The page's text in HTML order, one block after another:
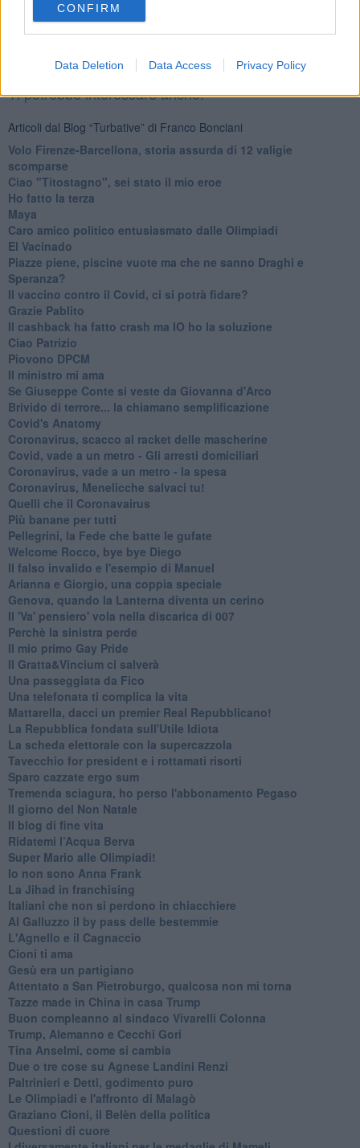
CONFIRM
Data Deletion Data Access Privacy Policy
Se vuoi leggere le notizie principali della Toscana iscriviti alla
Basta cliccare QUI
Ti potrebbe interessare anche:
Articoli dal Blog “Turbative” di Franco Bonciani
Volo Firenze-Barcellona, storia assurda di 12 valigie
scomparse
Ciao "Titostagno", sei stato il mio eroe
Ho fatto la terza
Maya
Caro amico politico entusiasmato dalle Olimpiadi
El Vacinado
Piazze piene, piscine vuote ma che ne sanno Draghi e
Speranza?
​Il vaccino contro il Covid, ci si potrà fidare?
Grazie Pablito
Il cashback ha fatto crash ma IO ho la soluzione
Ciao Patrizio
Piovono DPCM
Il ministro mi ama
Se Giuseppe Conte si veste da Giovanna d'Arco
Brivido di terrore... la chiamano semplificazione
Covid's Anatomy
Coronavirus, scacco al racket delle mascherine
Covid, vade a un metro - Gli arresti domiciliari
Coronavirus, vade a un metro - la spesa
Coronavirus, Menelicche salvaci tu!
Quelli che il Coronavairus
Più banane per tutti
Pellegrini, la Fede che batte le gufate
Welcome Rocco, bye bye Diego
Il falso invalido e l'esempio di Manuel
Arianna e Giorgio, una coppia speciale
Genova, quando la Lanterna diventa un cerino
Il 'Va' pensiero' vola nella discarica di 007
Perchè la sinistra perde
Il mio primo Gay Pride
Il Gratta&Vincium ci salverà
Una passeggiata da Fico
Una telefonata ti complica la vita
Mattarella, dacci un premier Real Repubblicano!
La Repubblica fondata sull'Utile Idiota
La scheda elettorale con la supercazzola
Tavecchio for president e i rottamati risorti
Sparo cazzate ergo sum
Tremenda sciagura, ho perso l'abbonamento Pegaso
Il giorno del Non Natale
Il blog di fine vita
​Ridatemi l’Acqua Berva
Super Mario alle Olimpiadi!
Io non sono Anna Frank
​La Jihad in franchising
Italiani che non si perdono in chiacchiere
Al Galluzzo il by pass delle bestemmie
L'Agnello e il Cagnaccio
Cioni ti ama
​Gesù era un partigiano
Attentato a San Pietroburgo, qualcosa non mi torna
Tazze made in China in casa Trump
Buon compleanno al sindaco Vivarelli Colonna
Trump, Alemanno e Cecchi Gori
Tina Anselmi, come si cambia
Due o tre cose su Agnese Landini Renzi
Paltrinieri e Detti, godimento puro
Le Olimpiadi e l'affronto di Malagò
Graziano Cioni, il Belèn della politica
Questioni di cuore